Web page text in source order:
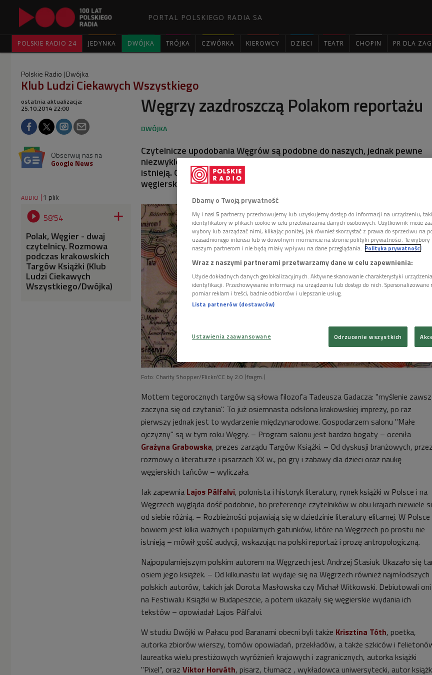
PORTAL POLSKIEGO RADIA SA
POLSKIE RADIO 24 JEDYNKA DWÓJKA TRÓJKA CZWÓRKA KIEROWCY DZIECI TEATR CHOPIN PR DLA
Polskie Radio Dwójka
Klub Ludzi Ciekawych Wszystkiego
Węgrzy zazdroszczą Polakom reportażu
ostatnia aktualizacja:
25.10.2014 22:00
Obserwuj nas na
Google News
Czytelnicze upodobania Węgrów są podobne do naszych, jednak pewne
niezwykle popularne w Polsce gatunki na Węgrzech praktycznie nie
istnieją. O literackich powinowactwach naszych literatur rozmawialiśmy z
węgierskimi twórcami podczas krakowskich Targów Książki.
AUDIO 1 plik
 58'54 
Polak, Węgier - dwaj
czytelnicy. Rozmowa
podczas krakowskich
Targów Książki (Klub
Ludzi Ciekawych
Wszystkiego/Dwójka)
Foto: Charity Shopper/Flickr/CC by 2.0 (fragm.)
Mottem tegorocznych targów są słowa filozofa Tadeusza Gadacza: "myślenie
zaczyna się od czytania". To już osiemnasta odsłona krakowskiej imprezy, po raz
pierwszy jednak jest to wydarzenie międzynarodowe. Gospodarzem salonu "Małe
ojczyzny" są w tym roku Węgry. – Program salonu jest bardzo bogaty – oceniła
Grażyna Grabowska, prezes zarządu Targów Książki. – Od dyskusji branżowych, przez
rozmowy o literaturze i pisarzach XX w., po gry i zabawy dla dzieci oraz naukę
węgierskich tańców – wyliczała.
Jak zapewnia Lajos Pálfalvi, polonista i historyk literatury, rynek książki w Polsce i na
Węgrzech wygląda dość podobnie, bo preferencje czytelników w obu krajach niewiele
od siebie różnią. – Rozbieżności pojawiają się w dziedzinie literatury elitarnej. W Polsce
bowiem jest kilka ważnych i popularnych gatunków, które na Węgrzech po prostu nie
istnieją – mówił gość audycji, wskazując na polski reportaż i prozę antropologiczną.
Najpopularniejszym polskim autorem na Węgrzech jest Andrzej Stasiuk. Ukazało się
osiem jego książek. – Od kilkunastu lat wydaje się na Węgrzech również najmłodszych
polskich autorów, takich jak Dorota Masłowska czy Michał Witkowski. Debiutowali oni
na Festiwalu Książki w Budapeszcie, a potem ukazały się węgierskie wydania ich
tekstów – opowiadał Lajos Pálfalvi.
W studiu Dwójki w Pałacu pod Baranami obecni byli także Krisztina Tóth, poetka,
autorka zbiorów wierszy, tomów opowiadań, przekładów, a także szkiców i
laureatka wielu prestiżowych wyróżnień krajowych i zagranicznych, autorka książki
"Pixel", oraz Viktor Horváth, pisarz, tłumacz , wykładowca uniwersytecki, autor
Dbamy o Twoją prywatność
My i nasi 5 partnerzy przechowujemy lub uzyskujemy dostęp do informacji na urządzeniu,
identyfikatory w plikach cookie w celu przetwarzania danych osobowych. Użytkownik może
wybory lub zarządzać nimi, klikając poniżej, jak również skorzystać z prawa do sprzeciwu na
uzasadnionego interesu lub w dowolnym momencie na stronie polityki prywatności. Te wybory
naszym partnerom i nie będą miały wpływu na dane przeglądania. Polityka prywatności
Wraz z naszymi partnerami przetwarzamy dane w celu zapewnienia:
Użycie dokładnych danych geolokalizacyjnych. Aktywne skanowanie charakterystyki
identyfikacji. Przechowywanie informacji na urządzeniu lub dostęp do nich. Spersonalizowane
pomiar reklam i treści, badnie odbiorców i ulepszanie usług.
Lista partnerów (dostawców)
Ustawienia zaawansowane Odrzucenie wszystkich